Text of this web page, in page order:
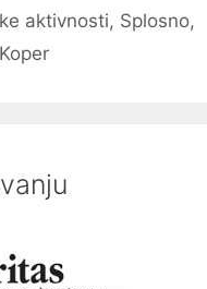
aktivnosti, Splosno,